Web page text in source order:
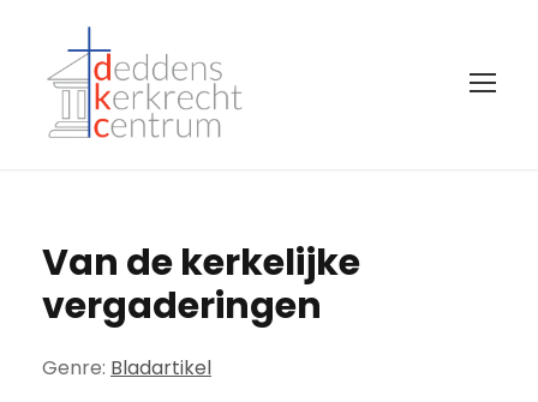
Van de kerkelijke
vergaderingen
Genre: Bladartikel